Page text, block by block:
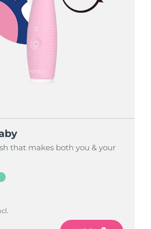
that makes both you & your
that makes both you & your
that makes both you & your